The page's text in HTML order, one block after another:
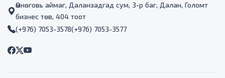
Өмнөговь аймаг, Даланзадгад сум, 3-р баг, Далан, Голомт
бизнес төв, 404 тоот
(+976) 7053-3578(+976) 7053-3577